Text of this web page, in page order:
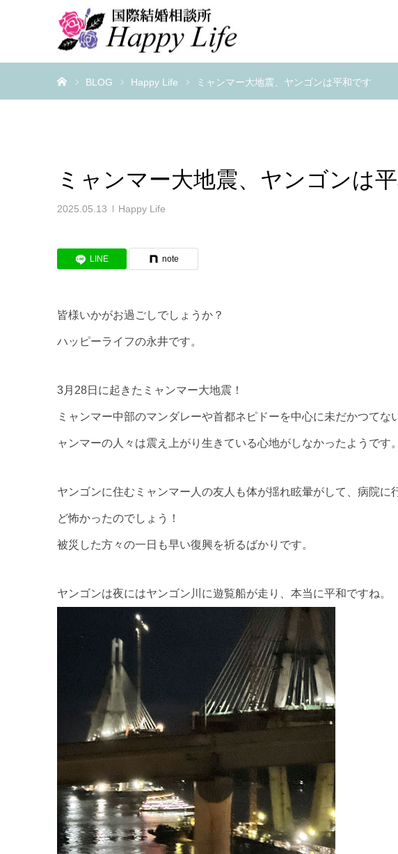
BLOG Happy Life ミャンマー大地震、ヤンゴンは平和です
ミャンマー大地震、ヤンゴンは
2025.05.13 Happy Life
LINE note
皆様いかがお過ごしでしょうか？
ハッピーライフの永井です。
3月28日に起きたミャンマー大地震！
ミャンマー中部のマンダレーや首都ネピドーを中心に未だかつてな
ャンマーの人々は震え上がり生きている心地がしなかったようです。
ヤンゴンに住むミャンマー人の友人も体が揺れ眩暈がして、病院
ど怖かったのでしょう！
被災した方々の一日も早い復興を祈るばかりです。
ヤンゴンは夜にはヤンゴン川に遊覧船が走り、本当に平和ですね。